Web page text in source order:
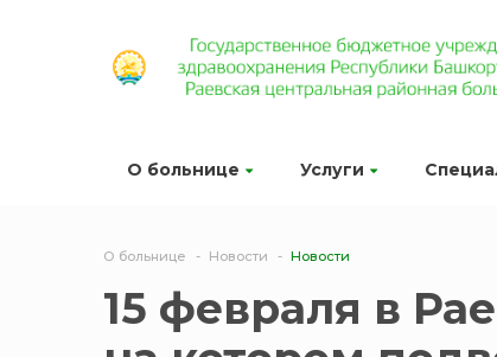
О больнице Услуги
О больнице Новости Новости
15 февраля в